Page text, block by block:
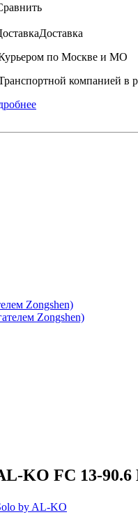
Доставка
по Москве и МО
компанией в
Zongshen)
KO FC 13-
by AL-KO